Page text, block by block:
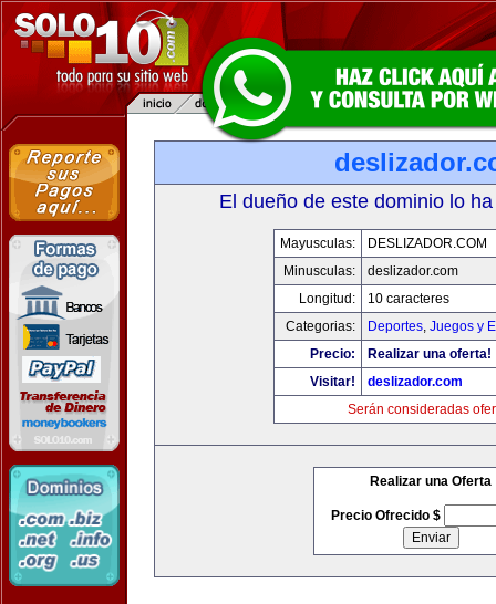
El dueño de este dominio lo
Mayusculas:
DESLIZADOR.COM
Minusculas:
deslizador.com
Longitud:
10 caracteres
Categorias:
Deportes, Juegos y
Precio:
Realizar una oferta!
Visitar!
deslizador.com
Serán consideradas
Realizar una Oferta
Precio Ofrecido $